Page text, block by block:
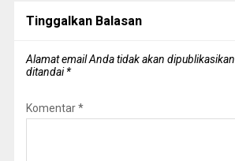
Tinggalkan Balasan
Alamat email Anda tidak akan dipublikasikan.
ditandai*
Komentar*